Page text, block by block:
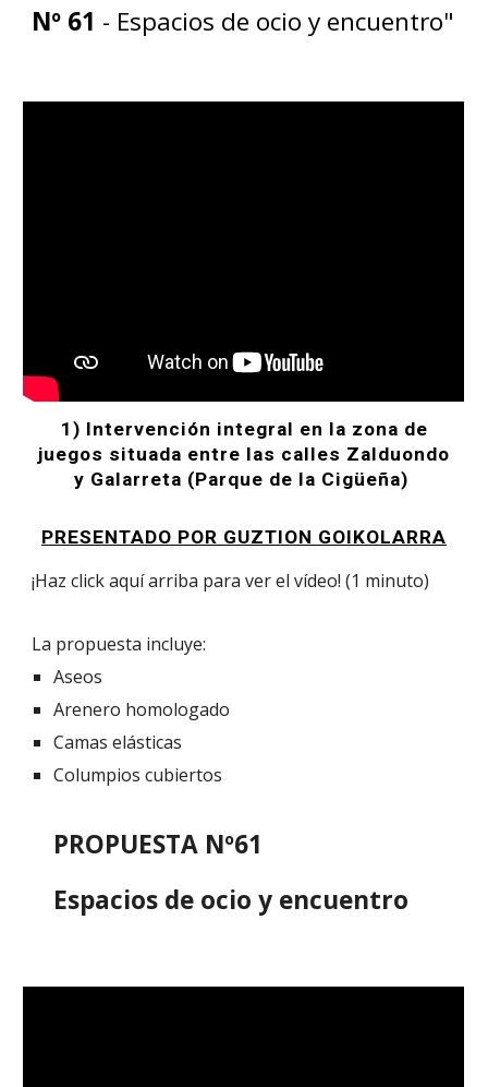
Nº 61 - Espacios de ocio y encuentro"
1) Intervención integral en la zona de
juegos situada entre las calles Zalduondo
y Galarreta (Parque de la Cigüeña)
PRESENTADO POR GUZTION GOIKOLARRA
¡Haz click aquí arriba para ver el vídeo! (1 minuto)
La propuesta incluye:
Aseos
Arenero homologado
Camas elásticas
Columpios cubiertos
PROPUESTA Nº61
Espacios de ocio y encuentro